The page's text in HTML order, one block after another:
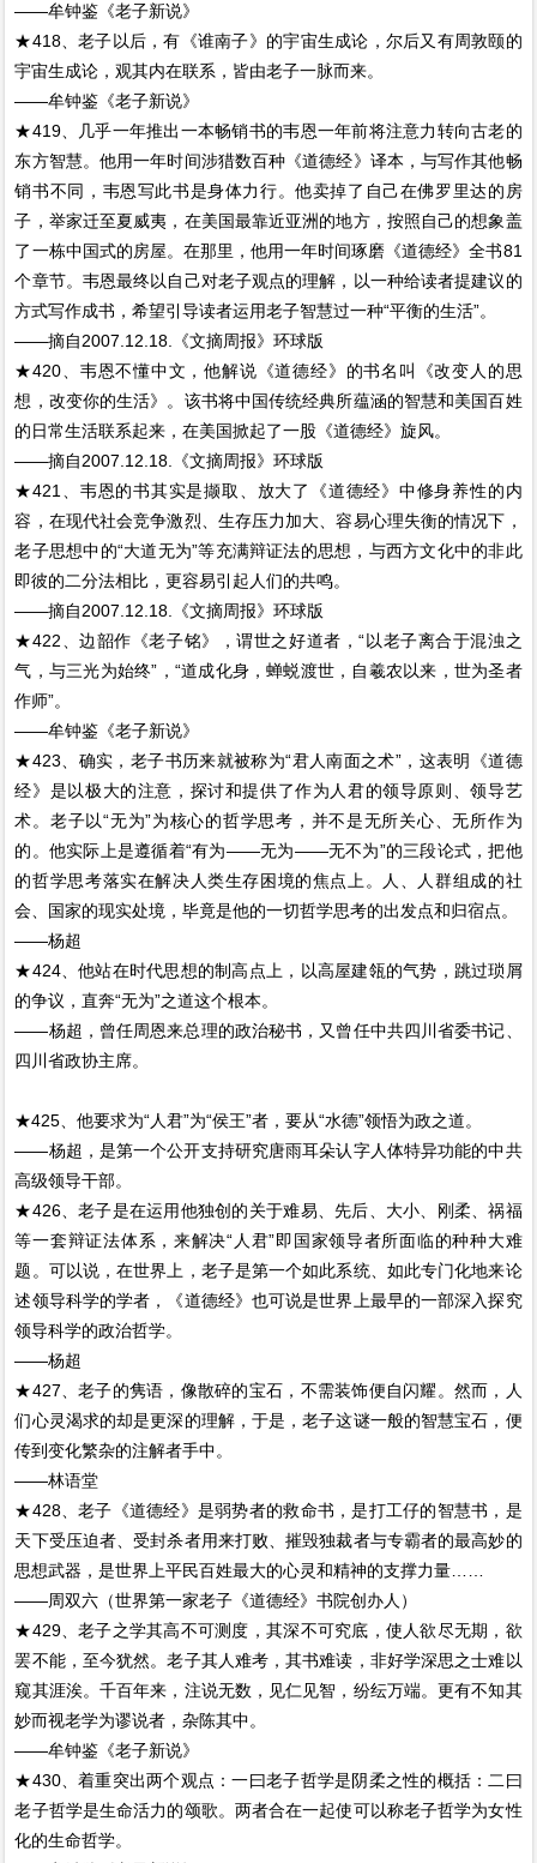
——牟钟鉴《老子新说》
★418、老子以后，有《谁南子》的宇宙生成论，尔后又有周敦颐的
宇宙生成论，观其内在联系，皆由老子一脉而来。
——牟钟鉴《老子新说》
★419、几乎一年推出一本畅销书的韦恩一年前将注意力转向古老的
东方智慧。他用一年时间涉猎数百种《道德经》译本，与写作其他畅
销书不同，韦恩写此书是身体力行。他卖掉了自己在佛罗里达的房
子，举家迁至夏威夷，在美国最靠近亚洲的地方，按照自己的想象盖
了一栋中国式的房屋。在那里，他用一年时间琢磨《道德经》全书81
个章节。韦恩最终以自己对老子观点的理解，以一种给读者提建议的
方式写作成书，希望引导读者运用老子智慧过一种“平衡的生活”。
——摘自2007.12.18.《文摘周报》环球版
★420、韦恩不懂中文，他解说《道德经》的书名叫《改变人的思
想，改变你的生活》。该书将中国传统经典所蕴涵的智慧和美国百姓
的日常生活联系起来，在美国掀起了一股《道德经》旋风。
——摘自2007.12.18.《文摘周报》环球版
★421、韦恩的书其实是撷取、放大了《道德经》中修身养性的内
容，在现代社会竞争激烈、生存压力加大、容易心理失衡的情况下，
老子思想中的“大道无为”等充满辩证法的思想，与西方文化中的非此
即彼的二分法相比，更容易引起人们的共鸣。
——摘自2007.12.18.《文摘周报》环球版
★422、边韶作《老子铭》，谓世之好道者，“以老子离合于混浊之
气，与三光为始终”，“道成化身，蝉蜕渡世，自羲农以来，世为圣者
作师”。
——牟钟鉴《老子新说》
★423、确实，老子书历来就被称为“君人南面之术”，这表明《道德
经》是以极大的注意，探讨和提供了作为人君的领导原则、领导艺
术。老子以“无为”为核心的哲学思考，并不是无所关心、无所作为
的。他实际上是遵循着“有为——无为——无不为”的三段论式，把他
的哲学思考落实在解决人类生存困境的焦点上。人、人群组成的社
会、国家的现实处境，毕竟是他的一切哲学思考的出发点和归宿点。
——杨超
★424、他站在时代思想的制高点上，以高屋建瓴的气势，跳过琐屑
的争议，直奔“无为”之道这个根本。
——杨超，曾任周恩来总理的政治秘书，又曾任中共四川省委书记、
四川省政协主席。
★425、他要求为“人君”为“侯王”者，要从“水德”领悟为政之道。
——杨超，是第一个公开支持研究唐雨耳朵认字人体特异功能的中共
高级领导干部。
★426、老子是在运用他独创的关于难易、先后、大小、刚柔、祸福
等一套辩证法体系，来解决“人君”即国家领导者所面临的种种大难
题。可以说，在世界上，老子是第一个如此系统、如此专门化地来论
述领导科学的学者，《道德经》也可说是世界上最早的一部深入探究
领导科学的政治哲学。
——杨超
★427、老子的隽语，像散碎的宝石，不需装饰便自闪耀。然而，人
们心灵渴求的却是更深的理解，于是，老子这谜一般的智慧宝石，便
传到变化繁杂的注解者手中。
——林语堂
★428、老子《道德经》是弱势者的救命书，是打工仔的智慧书，是
天下受压迫者、受封杀者用来打败、摧毁独裁者与专霸者的最高妙的
思想武器，是世界上平民百姓最大的心灵和精神的支撑力量……
——周双六（世界第一家老子《道德经》书院创办人）
★429、老子之学其高不可测度，其深不可究底，使人欲尽无期，欲
罢不能，至今犹然。老子其人难考，其书难读，非好学深思之士难以
窥其涯涘。千百年来，注说无数，见仁见智，纷纭万端。更有不知其
妙而视老学为谬说者，杂陈其中。
——牟钟鉴《老子新说》
★430、着重突出两个观点：一曰老子哲学是阴柔之性的概括：二曰
老子哲学是生命活力的颂歌。两者合在一起使可以称老子哲学为女性
化的生命哲学。